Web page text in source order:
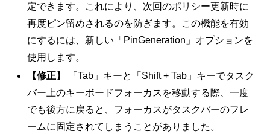
定できます。これにより、次回のポリシー更新時に
再度ピン留めされるのを防ぎます。この機能を有効
にするには、新しい「PinGeneration」オプションを
使用します。
【修正】
「Tab」キーと「Shift + Tab」キーでタスク
バー上のキーボードフォーカスを移動する際、一度
でも後方に戻ると、フォーカスがタスクバーのフレ
ームに固定されてしまうことがありました。